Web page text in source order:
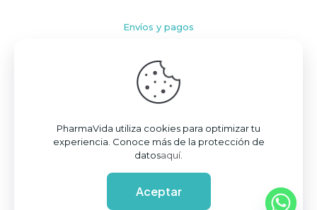
Envíos y pagos
Cómo comprar
Políticas de Envío
© 2026 PharmaVida S.A.S. | Todos los derechos reservados | Powered by DANO™
PharmaVida utiliza cookies para optimizar tu
experiencia. Conoce más de la protección de
datosaquí.
Aceptar